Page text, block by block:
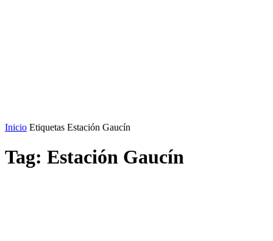
Inicio Etiquetas Estación Gaucín
Tag: Estación Gaucín